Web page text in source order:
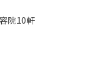
院10軒